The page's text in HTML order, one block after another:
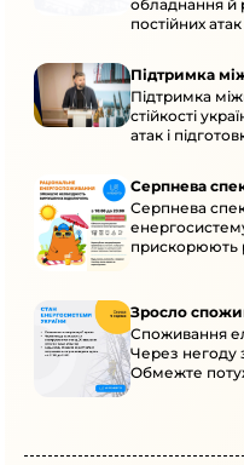
обладнання й
постійних
Підтримка
Підтримка
стійкості
атак і
Серпнева
Серпнева
прискорюють
Зросло
Споживання
Через негоду
Обмежте